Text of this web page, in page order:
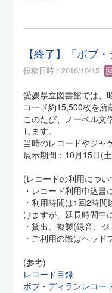
【終了】「ボブ
投稿日時 : 2016/10/15
愛媛県立図書館では、
コード約15,500枚を所
このたび、ノーベル文
します。
当時のレコードやジャ
展示期間：10月15日(
(レコードの利用につい
・レコード利用申込
・利用時間は1回2時
けますが、延長時間中
・貸出、複製(録音、
・ご利用の際はヘッド
(参考)
レコード目録
ボブ・ディランレコー